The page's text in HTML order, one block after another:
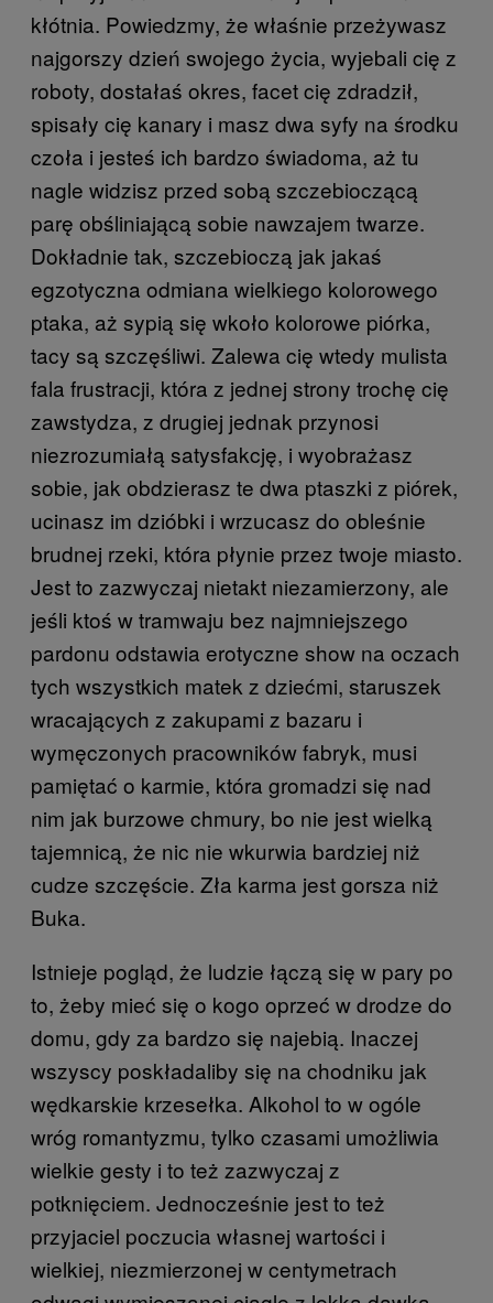
kłótnia. Powiedzmy, że właśnie przeżywasz
najgorszy dzień swojego życia, wyjebali cię z
roboty, dostałaś okres, facet cię zdradził,
spisały cię kanary i masz dwa syfy na środku
czoła i jesteś ich bardzo świadoma, aż tu
nagle widzisz przed sobą szczebioczącą
parę obśliniającą sobie nawzajem twarze.
Dokładnie tak, szczebioczą jak jakaś
egzotyczna odmiana wielkiego kolorowego
ptaka, aż sypią się wkoło kolorowe piórka,
tacy są szczęśliwi. Zalewa cię wtedy mulista
fala frustracji, która z jednej strony trochę cię
zawstydza, z drugiej jednak przynosi
niezrozumiałą satysfakcję, i wyobrażasz
sobie, jak obdzierasz te dwa ptaszki z piórek,
ucinasz im dzióbki i wrzucasz do obleśnie
brudnej rzeki, która płynie przez twoje miasto.
Jest to zazwyczaj nietakt niezamierzony, ale
jeśli ktoś w tramwaju bez najmniejszego
pardonu odstawia erotyczne show na oczach
tych wszystkich matek z dziećmi, staruszek
wracających z zakupami z bazaru i
wymęczonych pracowników fabryk, musi
pamiętać o karmie, która gromadzi się nad
nim jak burzowe chmury, bo nie jest wielką
tajemnicą, że nic nie wkurwia bardziej niż
cudze szczęście. Zła karma jest gorsza niż
Buka.
Istnieje pogląd, że ludzie łączą się w pary po
to, żeby mieć się o kogo oprzeć w drodze do
domu, gdy za bardzo się najebią. Inaczej
wszyscy poskładaliby się na chodniku jak
wędkarskie krzesełka. Alkohol to w ogóle
wróg romantyzmu, tylko czasami umożliwia
wielkie gesty i to też zazwyczaj z
potknięciem. Jednocześnie jest to też
przyjaciel poczucia własnej wartości i
wielkiej, niezmierzonej w centymetrach